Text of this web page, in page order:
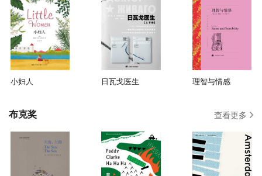
小妇人 日瓦戈医生 理智与情感
布克奖 查看更多